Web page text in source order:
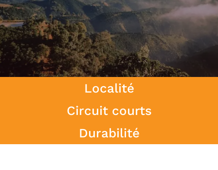
Localité
Circuit courts
Durabilité